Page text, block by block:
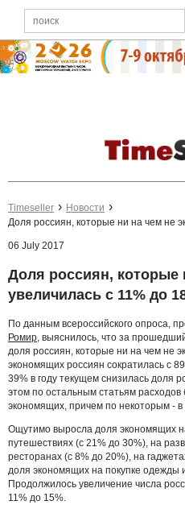
Timeseller
Новости
Доля россиян, которые ни на чем не
06 July 2017
Доля россиян, которые
увеличилась с 11% до
По данным всероссийского опроса,
Ромир, выяснилось, что за
доля россиян, которые ни на чем не
экономящих россиян сократилась с
39% в году текущем снизилась доля
этом по остальным статьям
экономящих, причем по некоторым -
Ощутимо выросла доля экономящих
путешествиях (с 21% до 30%), на
ресторанах (с 8% до 20%), на
доля экономящих на покупке одежды
Продолжилось увеличение числа
11% до 15%.